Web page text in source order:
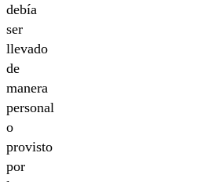
debía
ser
llevado
de
manera
personal
o
provisto
por